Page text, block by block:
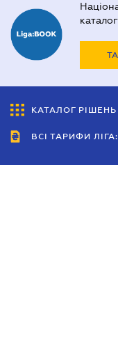
КАТАЛОГ РІШЕНЬ
ВСІ ТАРИФИ